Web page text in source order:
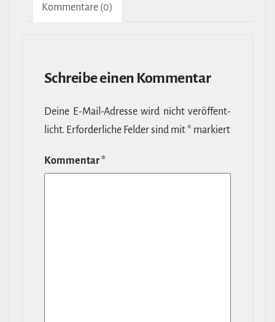
Kom­men­tare (0)
Schreibe einen Kommentar
Deine E‑Mail-​Adresse wird nicht ver­öf­fent­
licht. Erfor­der­liche Felder sind mit* markiert
Kommentar*